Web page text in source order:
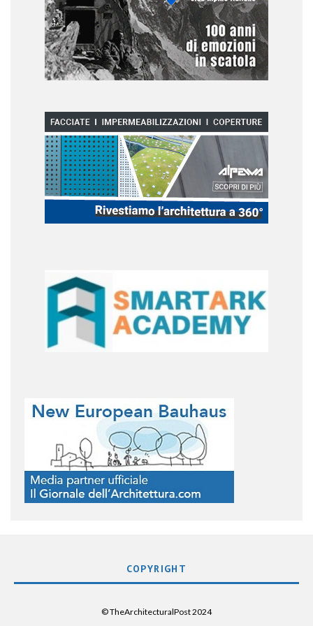
COPYRIGHT
© TheArchitecturalPost 2024